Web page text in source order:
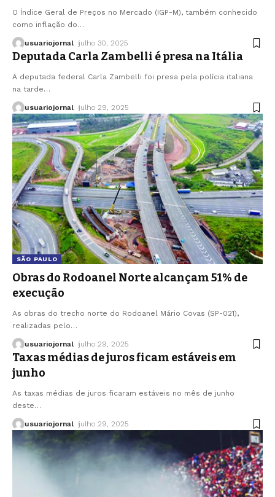
O Índice Geral de Preços no Mercado (IGP-M), também conhecido
como inflação do…
usuariojornal julho 30, 2025
Deputada Carla Zambelli é presa na Itália
A deputada federal Carla Zambelli foi presa pela polícia italiana
na tarde…
usuariojornal julho 29, 2025
SÃO PAULO
Obras do Rodoanel Norte alcançam 51% de
execução
As obras do trecho norte do Rodoanel Mário Covas (SP-021),
realizadas pelo…
usuariojornal julho 29, 2025
Taxas médias de juros ficam estáveis em
junho
As taxas médias de juros ficaram estáveis no mês de junho
deste…
usuariojornal julho 29, 2025